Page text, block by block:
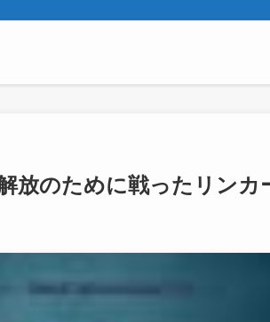
放のために戦ったリンカ